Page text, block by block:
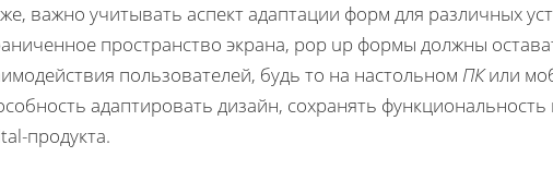
важно учитывать аспект адаптации форм для различных
пространство экрана, pop up формы должны
пользователей, будь то на настольном ПКили
адаптировать дизайн, сохранять функциональность
продукта.